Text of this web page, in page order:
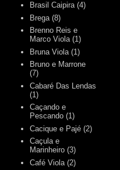
Brasil Caipira (4)
Brega (8)
Brenno Reis e
Marco Viola (1)
Bruna Viola (1)
Bruno e Marrone
(7)
Cabaré Das Lendas
(1)
Caçando e
Pescando (1)
Cacique e Pajé (2)
Caçula e
Marinheiro (3)
Café Viola (2)